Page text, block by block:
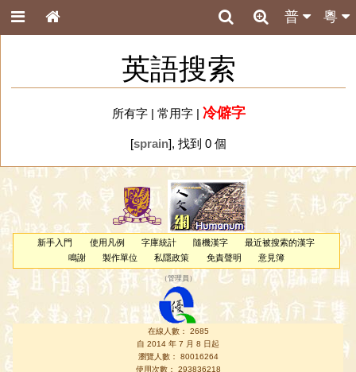
粵
普
英語搜索
所有字| 常用字| 冷僻字
[sprain], 找到 0 個
新手入門 使用凡例 字庫統計 隨機漢字
最近被搜索的漢字
鳴謝
製作單位 私隱政策 免責聲明 意見簿
（管理員 ）
在線人數： 2685
自 2014 年 7 月 8 日起
瀏覽人數： 80016264
使用次數： 293836218